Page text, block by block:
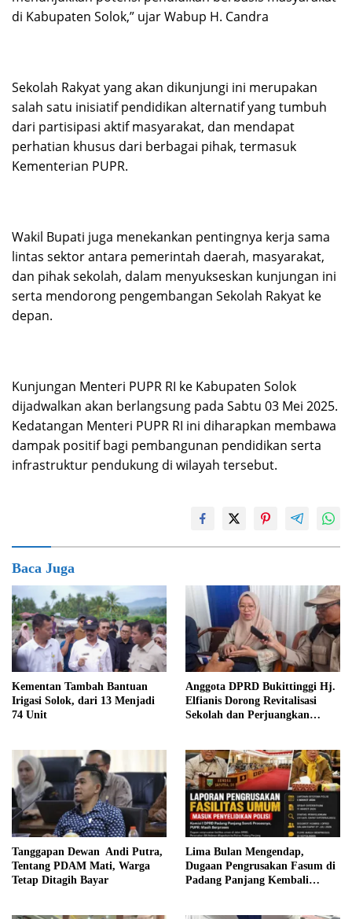
di Kabupaten Solok,” ujar Wabup H. Candra
Sekolah Rakyat yang akan dikunjungi ini merupakan
salah satu inisiatif pendidikan alternatif yang tumbuh
dari partisipasi aktif masyarakat, dan mendapat
perhatian khusus dari berbagai pihak, termasuk
Kementerian PUPR.
Wakil Bupati juga menekankan pentingnya kerja sama
lintas sektor antara pemerintah daerah, masyarakat,
dan pihak sekolah, dalam menyukseskan kunjungan ini
serta mendorong pengembangan Sekolah Rakyat ke
depan.
Kunjungan Menteri PUPR RI ke Kabupaten Solok
dijadwalkan akan berlangsung pada Sabtu 03 Mei 2025.
Kedatangan Menteri PUPR RI ini diharapkan membawa
dampak positif bagi pembangunan pendidikan serta
infrastruktur pendukung di wilayah tersebut.
Baca Juga
Kementan Tambah Bantuan
Irigasi Solok, dari 13 Menjadi
74 Unit
Anggota DPRD Bukittinggi Hj.
Elfianis Dorong Revitalisasi
Sekolah dan Perjuangkan
Tanggapan Dewan Andi Putra,
Tentang PDAM Mati, Warga
Tetap Ditagih Bayar
Lima Bulan Mengendap,
Dugaan Pengrusakan Fasum di
Padang Panjang Kembali